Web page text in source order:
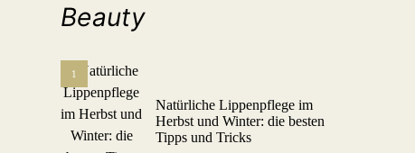
Beauty
1
Natürliche Lippenpflege im
Herbst und Winter: die besten
Tipps und Tricks